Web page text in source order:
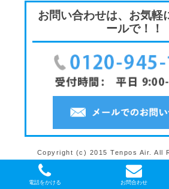
お問い合わせは、お気軽
ールで！！
Copyright (c) 2015 Tenpos Air. All
電話をかける お問合わせ